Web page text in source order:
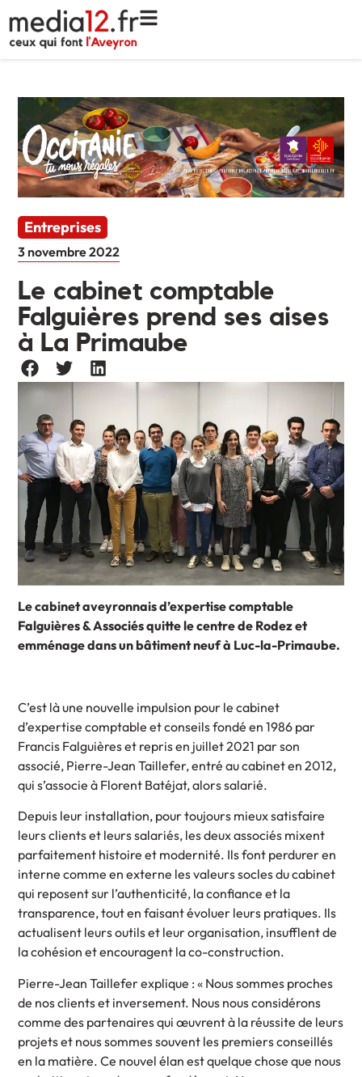
Entreprises
3 novembre 2022
Le cabinet comptable
Falguières prend ses aises
à La Primaube
Le cabinet aveyronnais d’expertise comptable
Falguières & Associés quitte le centre de Rodez et
emménage dans un bâtiment neuf à Luc-la-Primaube.
C’est là une nouvelle impulsion pour le cabinet
d’expertise comptable et conseils fondé en 1986 par
Francis Falguières et repris en juillet 2021 par son
associé, Pierre-Jean Taillefer, entré au cabinet en 2012,
qui s’associe à Florent Batéjat, alors salarié.
Depuis leur installation, pour toujours mieux satisfaire
leurs clients et leurs salariés, les deux associés mixent
parfaitement histoire et modernité. Ils font perdurer en
interne comme en externe les valeurs socles du cabinet
qui reposent sur l’authenticité, la confiance et la
transparence, tout en faisant évoluer leurs pratiques. Ils
actualisent leurs outils et leur organisation, insufflent de
la cohésion et encouragent la co-construction.
Pierre-Jean Taillefer explique : « Nous sommes proches
de nos clients et inversement. Nous nous considérons
comme des partenaires qui œuvrent à la réussite de leurs
projets et nous sommes souvent les premiers conseillés
en la matière. Ce nouvel élan est quelque chose que nous